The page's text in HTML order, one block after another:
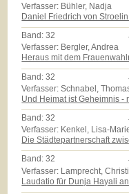
Verfasser: Bühler, Nadja
Daniel Friedrich von
Band:32
Verfasser: Bergler, Andrea
Heraus mit dem
Band:32
Verfasser: Schnabel,
Und Heimat ist Geheimnis -
Band:32
Verfasser: Kenkel, Lisa-
Die Städtepartnerschaft
Band:32
Verfasser: Lamprecht,
Laudatio für Dunja Hayali